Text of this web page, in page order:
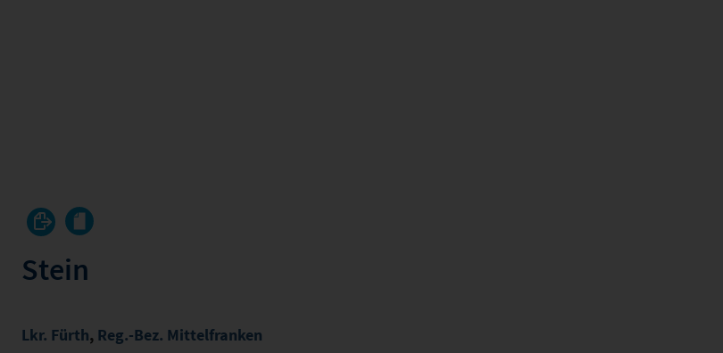
Stein
Lkr. Fürth, Reg.-Bez. Mittelfranken